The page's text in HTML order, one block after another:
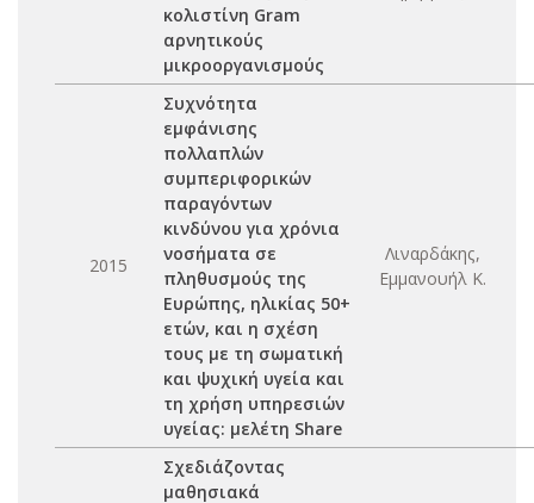
κολιστίνη Gram
αρνητικούς
μικροοργανισμούς
2015
Συχνότητα
εμφάνισης
πολλαπλών
συμπεριφορικών
παραγόντων
κινδύνου για χρόνια
νοσήματα σε
πληθυσμούς της
Ευρώπης, ηλικίας 50+
ετών, και η σχέση
τους με τη σωματική
και ψυχική υγεία και
τη χρήση υπηρεσιών
υγείας: μελέτη Share
Λιναρδάκης,
Εμμανουήλ Κ.
Σχεδιάζοντας
μαθησιακά